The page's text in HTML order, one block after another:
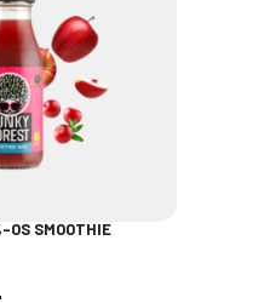
OS SMOOTHIE